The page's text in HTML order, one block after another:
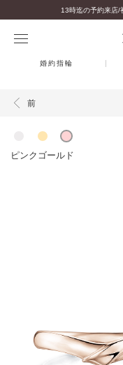
婚約指輪
前
ピンクゴールド